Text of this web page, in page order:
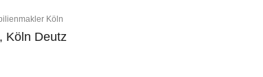
Köln
Köln Deutz